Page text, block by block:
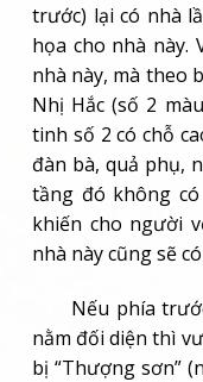
trước) lại có nhà
họa cho nhà này.
nhà này, mà theo
Nhị Hắc (số 2
tinh số 2 có chỗ
đàn bà, quả phụ,
tầng đó không
khiến cho người
nhà này cũng sẽ
Nếu phía trước
nằm đối diện thì
bị “Thượng sơn”